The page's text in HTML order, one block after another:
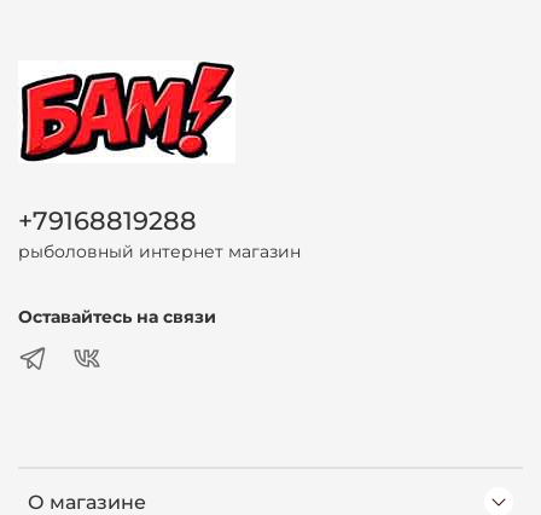
О магазине
+79168819288
рыболовный интернет магазин
Оставайтесь на связи